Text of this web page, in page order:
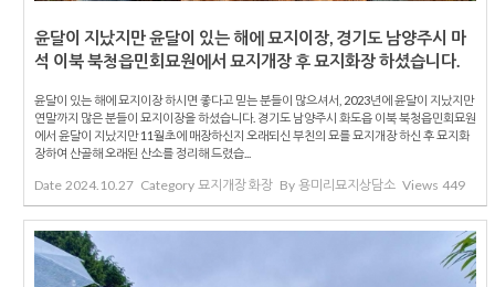
윤달이 지났지만 윤달이 있는 해에 묘지이장, 경기도 남양주시 마
석 이북 북청읍민회묘원에서 묘지개장 후 묘지화장 하셨습니다.
윤달이 있는 해에 묘지이장 하시면 좋다고 믿는 분들이 많으셔서, 2023년에 윤달이 지났지만
연말까지 많은 분들이 묘지이장을 하셨습니다. 경기도 남양주시 화도읍 이북 북청읍민회묘원
에서 윤달이 지났지만 11월초에 매장하신지 오래되신 부친의 묘를 묘지개장 하신 후 묘지화
장하여 산골해 오래된 산소를 정리해 드렸습...
Date 2024.10.27 Category 묘지개장 화장 By 용미리묘지상담소 Views 449